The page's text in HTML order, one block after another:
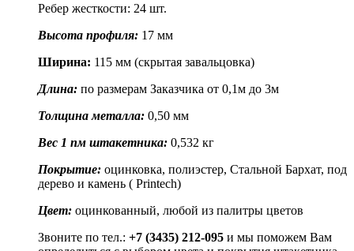
Ребер жесткости: 24 шт.
Высота профиля: 17 мм
Ширина: 115 мм (скрытая завальцовка)
Длина: по размерам Заказчика от 0,1м до 3м
Толщина металла: 0,50 мм
Вес 1 пм штакетника: 0,532 кг
Покрытие: оцинковка, полиэстер, Стальной Бархат, под
дерево и камень ( Printech)
Цвет: оцинкованный, любой из палитры цветов
Звоните по тел.: +7 (3435) 212-095 и мы поможем Вам